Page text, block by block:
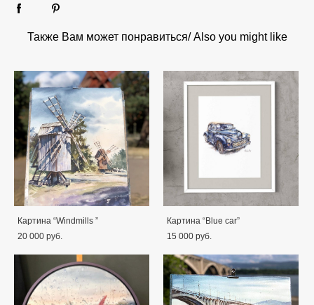
Также Вам может понравиться/ Also you might like
Картина “Windmills ”
20 000 pуб.
Картина “Blue car”
15 000 pуб.